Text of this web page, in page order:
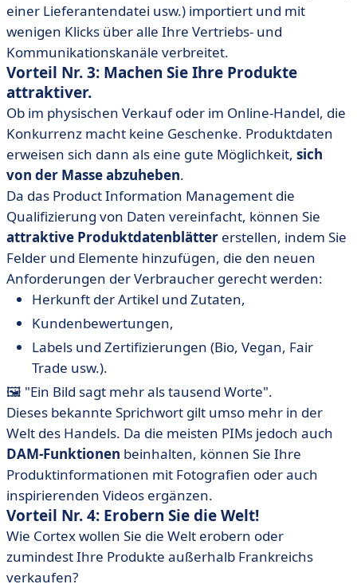
einer Lieferantendatei usw.) importiert und mit
wenigen Klicks über alle Ihre Vertriebs- und
Kommunikationskanäle verbreitet.
Vorteil Nr. 3: Machen Sie Ihre Produkte
attraktiver.
Ob im physischen Verkauf oder im Online-Handel, die
Konkurrenz macht keine Geschenke. Produktdaten
erweisen sich dann als eine gute Möglichkeit, sich
von der Masse abzuheben.
Da das Product Information Management die
Qualifizierung von Daten vereinfacht, können Sie
attraktive Produktdatenblätter erstellen, indem Sie
Felder und Elemente hinzufügen, die den neuen
Anforderungen der Verbraucher gerecht werden:
Herkunft der Artikel und Zutaten,
Kundenbewertungen,
Labels und Zertifizierungen (Bio, Vegan, Fair
Trade usw.).
🖼️ "Ein Bild sagt mehr als tausend Worte".
Dieses bekannte Sprichwort gilt umso mehr in der
Welt des Handels. Da die meisten PIMs jedoch auch
DAM-Funktionen beinhalten, können Sie Ihre
Produktinformationen mit Fotografien oder auch
inspirierenden Videos ergänzen.
Vorteil Nr. 4: Erobern Sie die Welt!
Wie Cortex wollen Sie die Welt erobern oder
zumindest Ihre Produkte außerhalb Frankreichs
verkaufen?